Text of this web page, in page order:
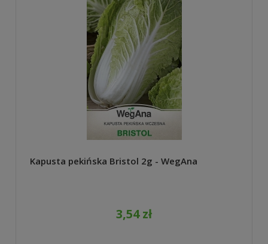
Kapusta pekińska Bristol 2g - WegAna
3,54 zł